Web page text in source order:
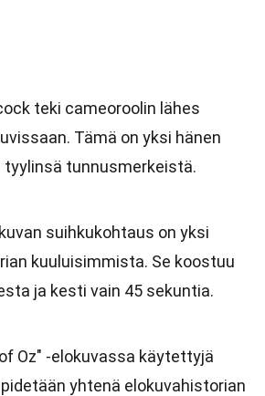
teki cameoroolin lähes
Tämä on yksi hänen
tyylinsä tunnusmerkeistä.
suihkukohtaus on yksi
kuuluisimmista. Se koostuu
ja kesti vain 45 sekuntia.
Oz" -elokuvassa käytettyjä
yhtenä elokuvahistorian